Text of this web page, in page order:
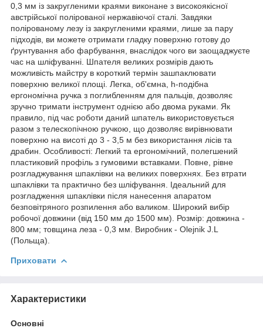
0,3 мм із закругленими краями виконане з високоякісної
австрійської полірованої нержавіючої сталі. Завдяки
полірованому лезу із закругленими краями, лише за пару
підходів, ви можете отримати гладку поверхню готову до
ґрунтування або фарбування, внаслідок чого ви заощаджуєте
час на шліфуванні. Шпателя великих розмірів дають
можливість майстру в короткий термін зашпаклювати
поверхню великої площі. Легка, об'ємна, h-подібна
ергономічна ручка з поглибленням для пальців, дозволяє
зручно тримати інструмент однією або двома руками. Як
правило, під час роботи даний шпатель використовується
разом з телескопічною ручкою, що дозволяє вирівнювати
поверхню на висоті до 3 - 3,5 м без використання лісів та
драбин. Особливості: Легкий та ергономічний, полегшений
пластиковий профіль з гумовими вставками. Повне, рівне
розгладжування шпаклівки на великих поверхнях. Без втрати
шпаклівки та практично без шліфування. Ідеальний для
розгладження шпаклівки після нанесення апаратом
безповітряного розпилення або валиком. Широкий вибір
робочої довжини (від 150 мм до 1500 мм). Розмір: довжина -
800 мм; товщина леза - 0,3 мм. Виробник - Olejnik J.L
(Польща).
Приховати
Характеристики
Основні